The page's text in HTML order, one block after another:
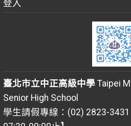
登入
臺北市立中正高級中學Taipei
Senior High School
學生請假專線：(02) 2823-